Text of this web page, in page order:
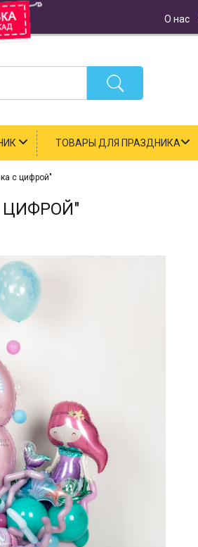
О нас
ТОВАРЫ ДЛЯ ПРАЗДНИКА
с цифрой"
ЦИФРОЙ"